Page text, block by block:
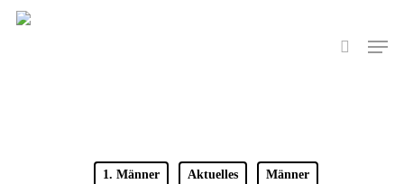
Skip
search
Menu
1. Männer Aktuelles Männer